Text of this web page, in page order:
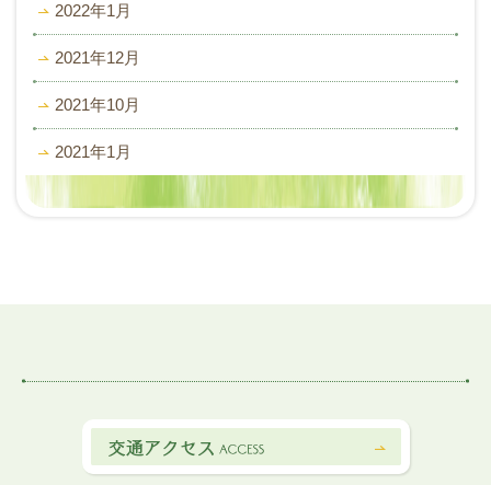
2022年1月
2021年12月
2021年10月
2021年1月